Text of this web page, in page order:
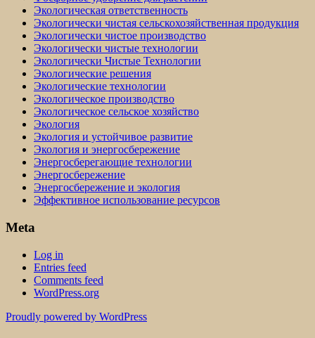
Экологическая ответственность
Экологически чистая сельскохозяйственная продукция
Экологически чистое производство
Экологически чистые технологии
Экологически Чистые Технологии
Экологические решения
Экологические технологии
Экологическое производство
Экологическое сельское хозяйство
Экология
Экология и устойчивое развитие
Экология и энергосбережение
Энергосберегающие технологии
Энергосбережение
Энергосбережение и экология
Эффективное использование ресурсов
Meta
Log in
Entries feed
Comments feed
WordPress.org
Proudly powered by WordPress